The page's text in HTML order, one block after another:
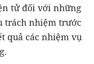
tử đối với những
trách nhiệm trước
quả các nhiệm vụ